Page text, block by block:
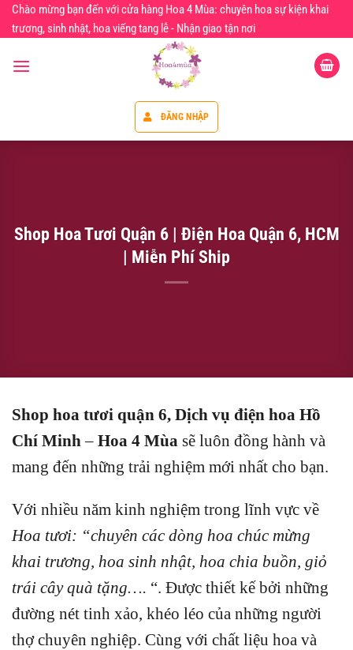
Chuyển
đến
dung
Chào mừng bạn đến với cửa hàng Hoa 4 Mùa: chuyên hoa sự kiện khai
trương, sinh nhật, hoa viếng tang lễ - Nhận giao tận nơi
ĐĂNG NHẬP
Shop Hoa Tươi Quận 6 | Điện Hoa Quận 6, HCM
| Miễn Phí Ship
Shop hoa tươi quận 6, Dịch vụ điện hoa Hồ
Chí Minh – Hoa 4 Mùa sẽ luôn đồng hành và
mang đến những trải nghiệm mới nhất cho bạn.
Với nhiều năm kinh nghiệm trong lĩnh vực về
Hoa tươi: “chuyên các dòng hoa chúc mừng
khai trương, hoa sinh nhật, hoa chia buồn, giỏ
trái cây quà tặng…. “. Được thiết kế bởi những
đường nét tinh xảo, khéo léo của những người
thợ chuyên nghiệp. Cùng với chất liệu hoa và